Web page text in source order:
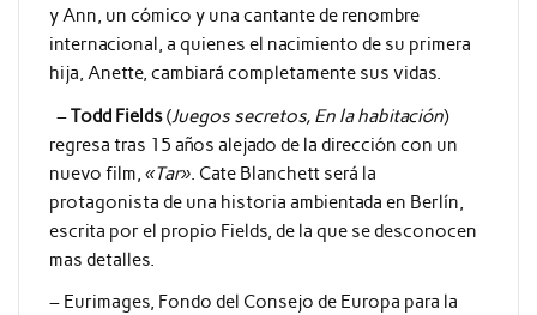
y Ann, un cómico y una cantante de renombre
internacional, a quienes el nacimiento de su primera
hija, Anette, cambiará completamente sus vidas.
–Todd Fields(Juegos secretos, En la habitación)
regresa tras 15 años alejado de la dirección con un
nuevo film, «Tar». Cate Blanchett será la
protagonista de una historia ambientada en Berlín,
escrita por el propio Fields, de la que se desconocen
mas detalles.
– Eurimages, Fondo del Consejo de Europa para la